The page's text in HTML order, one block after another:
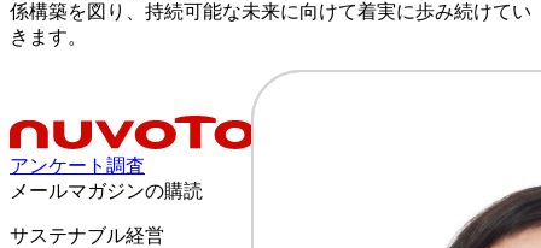
係構築を図り、持続可能な未来に向けて着実に歩み続けてい
きます。
アンケート調査
メールマガジンの購読
サステナブル経営